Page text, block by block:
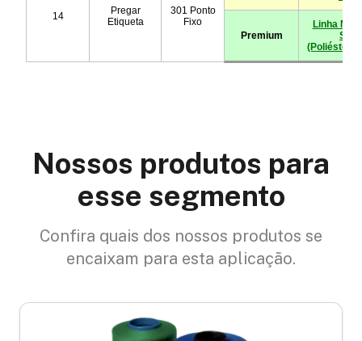
Nossos produtos para
esse segmento
Confira quais dos nossos produtos se
encaixam para esta aplicação.